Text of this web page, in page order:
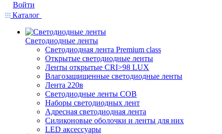
Войти
Каталог
Светодиодные ленты
Светодиодная лента Premium class
Открытые светодиодные ленты
Ленты открытые CRI>98 LUX
Влагозащищенные светодиодные ленты
Лента 220в
Светодиодные ленты COB
Наборы светодиодных лент
Адресная светодиодная лента
Силиконовые оболочки и ленты для них
LED аксессуары